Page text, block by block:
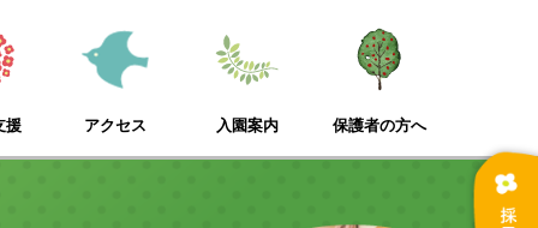
援 アクセス 入園案内 保護者の方へ